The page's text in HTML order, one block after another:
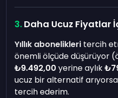
Daha Ucuz Fiyatlar
Yıllık abonelikleri tercih
önemli ölçüde düşürüyor
₺9.492,00 yerine aylık
ucuz bir alternatif
tercih ederim.